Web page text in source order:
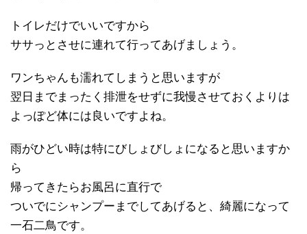
トイレだけでいいですから
ササっとさせに連れて行ってあげましょう。
ワンちゃんも濡れてしまうと思いますが
翌日までまったく排泄をせずに我慢させておくよりは
よっぽど体には良いですよね。
雨がひどい時は特にびしょびしょになると思いますか
ら
帰ってきたらお風呂に直行で
ついでにシャンプーまでしてあげると、綺麗になって
一石二鳥です。